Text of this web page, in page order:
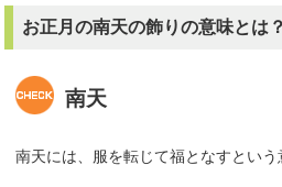
お正月の南天の飾りの意味とは？
南天
南天には、服を転じて福となすという